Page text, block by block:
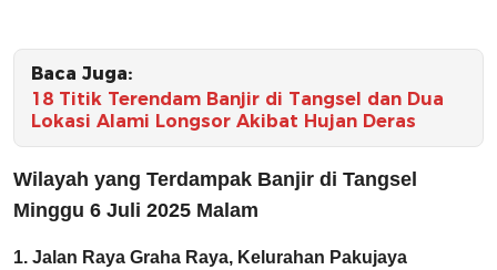
Baca Juga:
18 Titik Terendam Banjir di Tangsel dan Dua
Lokasi Alami Longsor Akibat Hujan Deras
Wilayah yang Terdampak Banjir di Tangsel
Minggu 6 Juli 2025 Malam
1. Jalan Raya Graha Raya, Kelurahan Pakujaya